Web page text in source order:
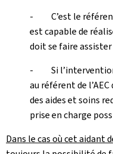
- C’est le référent
est capable de
doit se faire assister
- Si l’intervention
au référent de
des aides et soins
prise en charge
Dans le cas où cet aidant